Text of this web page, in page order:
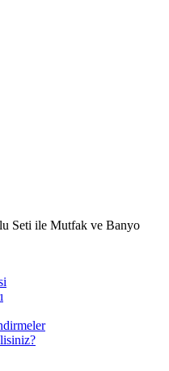
Seti ile Mutfak ve Banyo